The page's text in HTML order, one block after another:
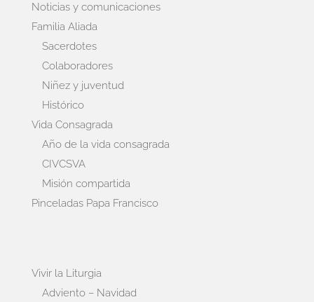
Noticias y comunicaciones
Familia Aliada
Sacerdotes
Colaboradores
Niñez y juventud
Histórico
Vida Consagrada
Año de la vida consagrada
CIVCSVA
Misión compartida
Pinceladas Papa Francisco
Vivir la Liturgia
Adviento – Navidad